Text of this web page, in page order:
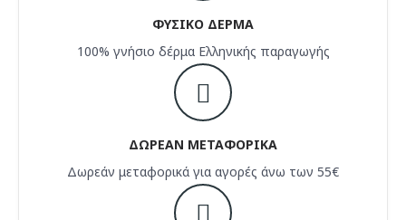
ΦΥΣΙΚΟ ΔΕΡΜΑ
100% γνήσιο δέρμα Ελληνικής παραγωγής
ΔΩΡΕΑΝ ΜΕΤΑΦΟΡΙΚΑ
Δωρεάν μεταφορικά για αγορές άνω των 55€